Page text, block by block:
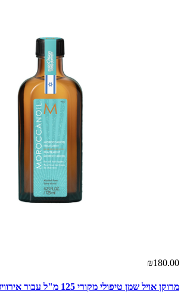
₪180.00
מרוקן אויל שמן טיפולי מקורי 125 מ"ל עבור אירוויזיון 2026- דגל ישראל